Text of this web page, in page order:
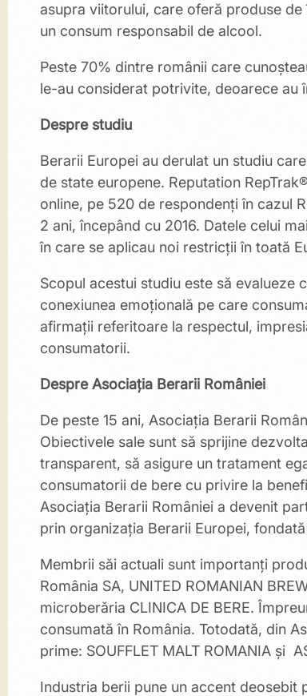
asupra viitorului, care oferă produse
un consum responsabil de alcool.
Peste 70% dintre românii care
le-au considerat potrivite, deoarece au
Despre studiu
Berarii Europei au derulat un studiu
de state europene. Reputation
online, pe 520 de respondenți în cazul
2 ani, începând cu 2016. Datele celui
în care se aplicau noi restricții în toată
Scopul acestui studiu este să evalueze
conexiunea emoțională pe care
afirmații referitoare la respectul,
consumatorii.
Despre Asociația Berarii României
De peste 15 ani, Asociația Berarii
Obiectivele sale sunt să sprijine
transparent, să asigure un tratament
consumatorii de bere cu privire la
Asociația Berarii României a devenit
prin organizația Berarii Europei,
Membrii săi actuali sunt importanți
România SA, UNITED ROMANIAN
microberăria CLINICA DE BERE.
consumată în România. Totodată, din
prime: SOUFFLET MALT ROMANIA și
Industria berii pune un accent deosebit